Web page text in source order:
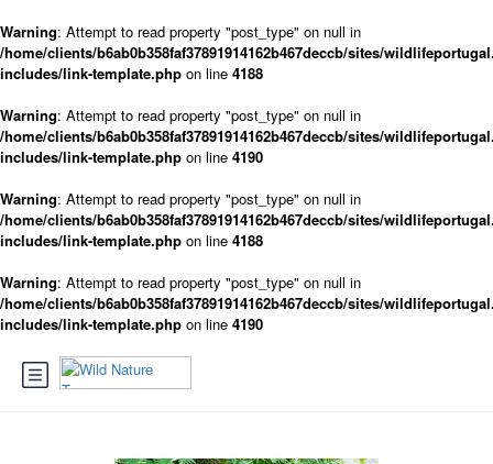
Warning: Attempt to read property "post_type" on null in
/home/clients/b6ab0b358faf37891914162b467deccb/sites/
includes/link-template.php on line 4188
Warning: Attempt to read property "post_type" on null in
/home/clients/b6ab0b358faf37891914162b467deccb/sites/
includes/link-template.php on line 4190
Warning: Attempt to read property "post_type" on null in
/home/clients/b6ab0b358faf37891914162b467deccb/sites/
includes/link-template.php on line 4188
Warning: Attempt to read property "post_type" on null in
/home/clients/b6ab0b358faf37891914162b467deccb/sites/
includes/link-template.php on line 4190